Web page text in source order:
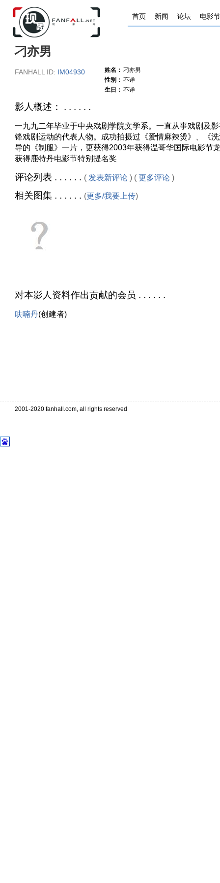
首页 新闻 论坛 电影节
刁亦男
FANHALL ID: IM04930 姓名： 刁亦男
性别： 不详
生日： 不详
影人概述： . . . . . .
一九九二年毕业于中央戏剧学院文学系。一直从事戏剧及
锋戏剧运动的代表人物。成功拍摄过《爱情麻辣烫》、《
导的《制服》一片，更获得2003年获得温哥华国际电影节
获得鹿特丹电影节特别提名奖
评论列表 . . . . . . ( 发表新评论 ) ( 更多评论 )
相关图集 . . . . . . (更多/我要上传)
对本影人资料作出贡献的会员 . . . . . .
呋喃丹(创建者)
2001-2020 fanhall.com, all rights reserved